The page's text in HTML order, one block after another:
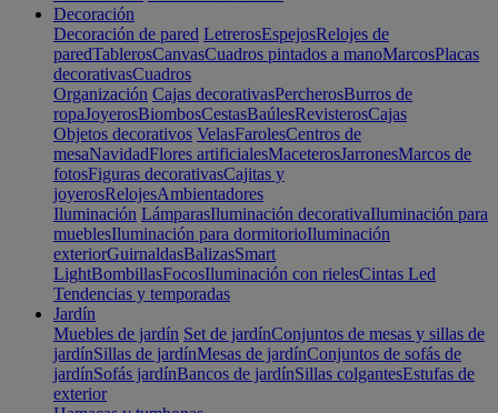
Decoración
Decoración de pared LetrerosEspejosRelojes de
paredTablerosCanvasCuadros pintados a manoMarcosPlacas
decorativasCuadros
Organización Cajas decorativasPercherosBurros de
ropaJoyerosBiombosCestasBaúlesRevisterosCajas
Objetos decorativos VelasFarolesCentros de
mesaNavidadFlores artificialesMaceterosJarronesMarcos de
fotosFiguras decorativasCajitas y
joyerosRelojesAmbientadores
Iluminación LámparasIluminación decorativaIluminación para
mueblesIluminación para dormitorioIluminación
exteriorGuirnaldasBalizasSmart
LightBombillasFocosIluminación con rielesCintas Led
Tendencias y temporadas
Jardín
Muebles de jardín Set de jardínConjuntos de mesas y sillas de
jardínSillas de jardínMesas de jardínConjuntos de sofás de
jardínSofás jardínBancos de jardínSillas colgantesEstufas de
exterior